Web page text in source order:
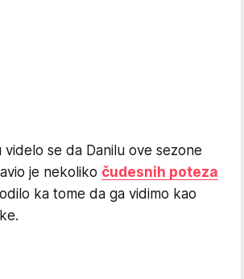
se da Danilu ove sezone
je nekoliko čudesnih poteza
ka tome da ga vidimo kao